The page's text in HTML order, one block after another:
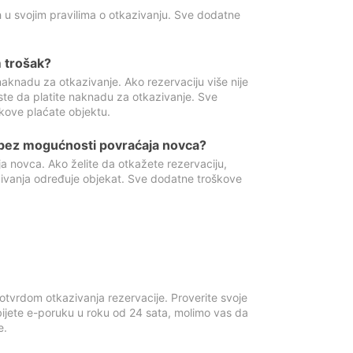
svojim pravilima o otkazivanju. Sve dodatne
trošak?
za otkazivanje. Ako rezervaciju više nije
da platite naknadu za otkazivanje. Sve
plaćate objektu.
mogućnosti povraćaja novca?
novca. Ako želite da otkažete rezervaciju,
određuje objekat. Sve dodatne troškove
otkazivanja rezervacije. Proverite svoje
e-poruku u roku od 24 sata, molimo vas da